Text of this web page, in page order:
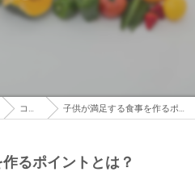
コラム 子供が満足する食事を作るポイントとは？
るポイントとは？